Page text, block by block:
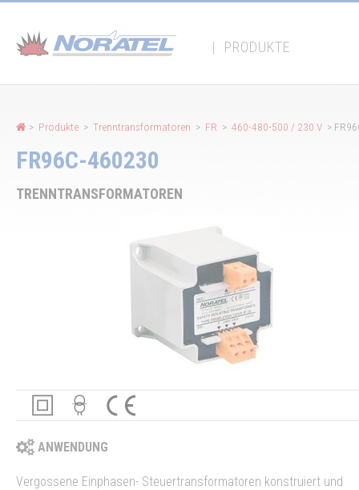
| PRODUKTE
> Produkte > Trenntransformatoren > FR > 460-480-500 / 230 V >
FR96C-460230
TRENNTRANSFORMATOREN
ANWENDUNG
Vergossene Einphasen- Steuertransformatoren konstruiert und
Cookie-Einstellungen